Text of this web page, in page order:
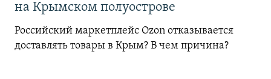
на Крымском полуострове
Российский маркетплейс Ozon отказывается
доставлять товары в Крым? В чем причина?